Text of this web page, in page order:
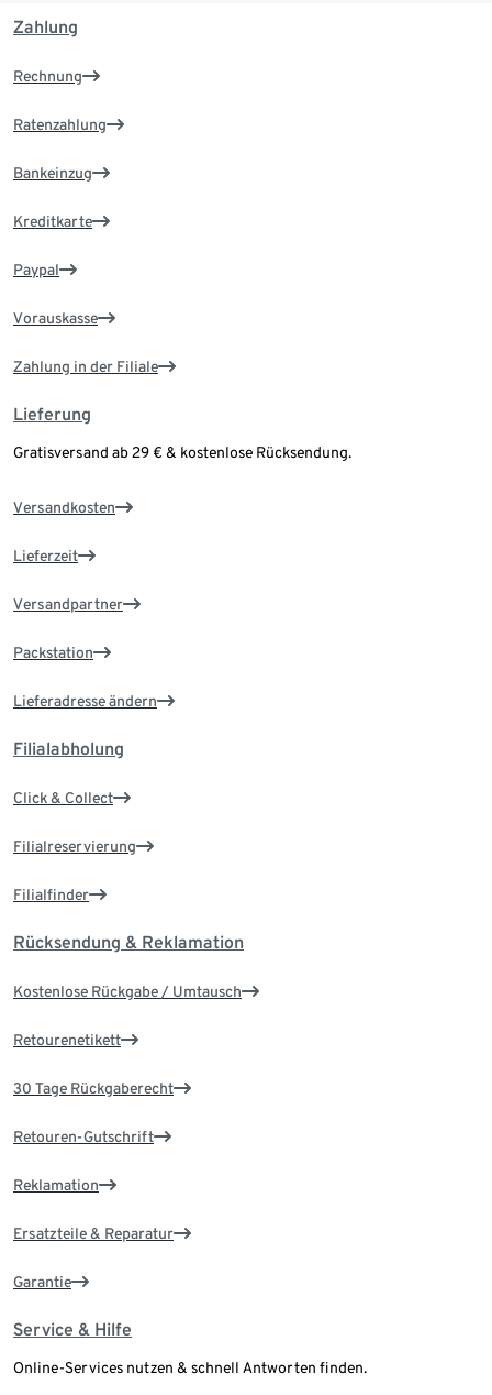
Zahlung
Rechnung
Ratenzahlung
Bankeinzug
Kreditkarte
Paypal
Vorauskasse
Zahlung in der Filiale
Lieferung
Gratisversand ab 29 € & kostenlose Rücksendung.
Versandkosten
Lieferzeit
Versandpartner
Packstation
Lieferadresse ändern
Filialabholung
Click & Collect
Filialreservierung
Filialfinder
Rücksendung & Reklamation
Kostenlose Rückgabe / Umtausch
Retourenetikett
30 Tage Rückgaberecht
Retouren-Gutschrift
Reklamation
Ersatzteile & Reparatur
Garantie
Service & Hilfe
Online-Services nutzen & schnell Antworten finden.